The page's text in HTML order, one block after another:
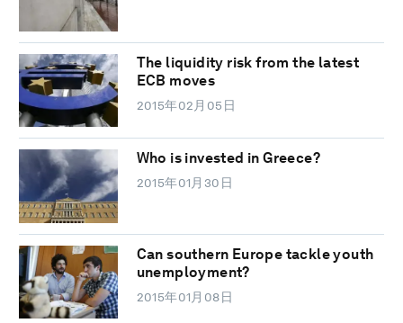
The liquidity risk from the latest
ECB moves
2015年02月05日
Who is invested in Greece?
2015年01月30日
Can southern Europe tackle youth
unemployment?
2015年01月08日